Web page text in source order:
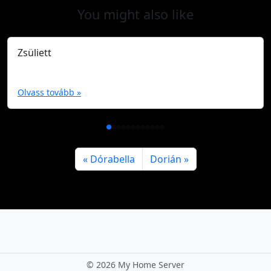
You might also like
Zsüliett
Olvass tovább »
Dórabella Dorián
© 2026 My Home Server